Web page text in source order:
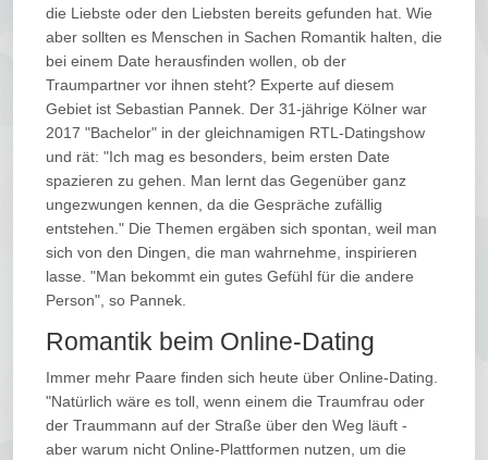
die Liebste oder den Liebsten bereits gefunden hat. Wie
aber sollten es Menschen in Sachen Romantik halten, die
bei einem Date herausfinden wollen, ob der
Traumpartner vor ihnen steht? Experte auf diesem
Gebiet ist Sebastian Pannek. Der 31-jährige Kölner war
2017 "Bachelor" in der gleichnamigen RTL-Datingshow
und rät: "Ich mag es besonders, beim ersten Date
spazieren zu gehen. Man lernt das Gegenüber ganz
ungezwungen kennen, da die Gespräche zufällig
entstehen." Die Themen ergäben sich spontan, weil man
sich von den Dingen, die man wahrnehme, inspirieren
lasse. "Man bekommt ein gutes Gefühl für die andere
Person", so Pannek.
Romantik beim Online-Dating
Immer mehr Paare finden sich heute über Online-Dating.
"Natürlich wäre es toll, wenn einem die Traumfrau oder
der Traummann auf der Straße über den Weg läuft -
aber warum nicht Online-Plattformen nutzen, um die